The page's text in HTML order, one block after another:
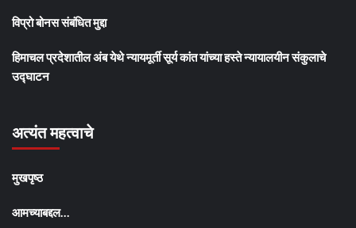
विप्रो बोनस संबंधित मुद्दा
हिमाचल प्रदेशातील अंब येथे न्यायमूर्ती सूर्य कांत यांच्या हस्ते न्यायालयीन संकुलाचे
उद्घाटन
अत्यंत महत्वाचे
मुखपृष्ठ
आमच्याबद्दल…